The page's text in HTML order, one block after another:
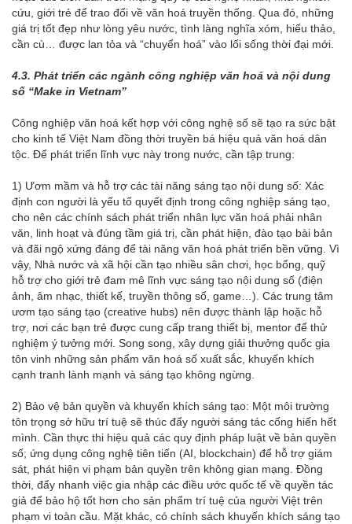
cứu, giới trẻ để trao đổi về văn hoá truyền thống. Qua đó, những
giá trị tốt đẹp như lòng yêu nước, tình làng nghĩa xóm, hiếu thảo,
cần cù… được lan tỏa và “chuyển hoá” vào lối sống thời đại mới.
4.3. Phát triển các ngành công nghiệp văn hoá và nội dung
số “Make in Vietnam”
Công nghiệp văn hoá kết hợp với công nghệ số sẽ tạo ra sức bật
cho kinh tế Việt Nam đồng thời truyền bá hiệu quả văn hoá dân
tộc. Để phát triển lĩnh vực này trong nước, cần tập trung:
1) Ươm mầm và hỗ trợ các tài năng sáng tạo nội dung số: Xác
định con người là yếu tố quyết định trong công nghiệp sáng tạo,
cho nên các chính sách phát triển nhân lực văn hoá phải nhân
văn, linh hoạt và đúng tầm giá trị, cần phát hiện, đào tạo bài bản
và đãi ngộ xứng đáng để tài năng văn hoá phát triển bền vững. Vì
vậy, Nhà nước và xã hội cần tạo nhiều sân chơi, học bổng, quỹ
hỗ trợ cho giới trẻ đam mê lĩnh vực sáng tạo nội dung số (điện
ảnh, âm nhạc, thiết kế, truyền thông số, game…). Các trung tâm
ươm tạo sáng tạo (creative hubs) nên được thành lập hoặc hỗ
trợ, nơi các bạn trẻ được cung cấp trang thiết bị, mentor để thử
nghiệm ý tưởng mới. Song song, xây dựng giải thưởng quốc gia
tôn vinh những sản phẩm văn hoá số xuất sắc, khuyến khích
cạnh tranh lành mạnh và sáng tạo không ngừng.
2) Bảo vệ bản quyền và khuyến khích sáng tạo: Một môi trường
tôn trọng sở hữu trí tuệ sẽ thúc đẩy người sáng tác cống hiến hết
mình. Cần thực thi hiệu quả các quy định pháp luật về bản quyền
số; ứng dụng công nghệ tiên tiến (AI, blockchain) để hỗ trợ giám
sát, phát hiện vi phạm bản quyền trên không gian mạng. Đồng
thời, đẩy nhanh việc gia nhập các điều ước quốc tế về quyền tác
giả để bảo hộ tốt hơn cho sản phẩm trí tuệ của người Việt trên
phạm vi toàn cầu. Mặt khác, có chính sách khuyến khích sáng tạo